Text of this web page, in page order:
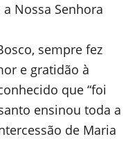
Nossa Senhora
sempre fez
e gratidão à
que “foi
ensinou toda a
de Maria